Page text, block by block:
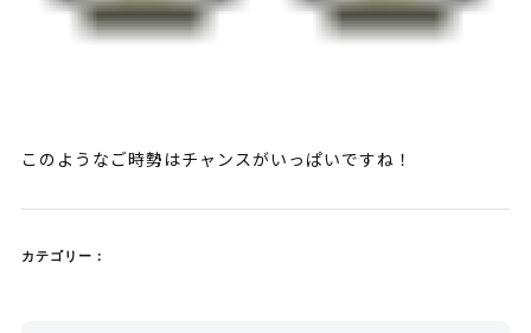
このようなご時勢はチャンスがいっぱいですね！
カテゴリー：